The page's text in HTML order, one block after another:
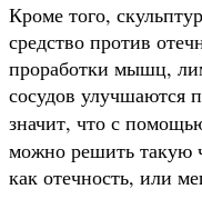
Кроме того,
средство против
проработки мышц,
сосудов улучшаются
значит, что с
можно решить такую
как отечность, или